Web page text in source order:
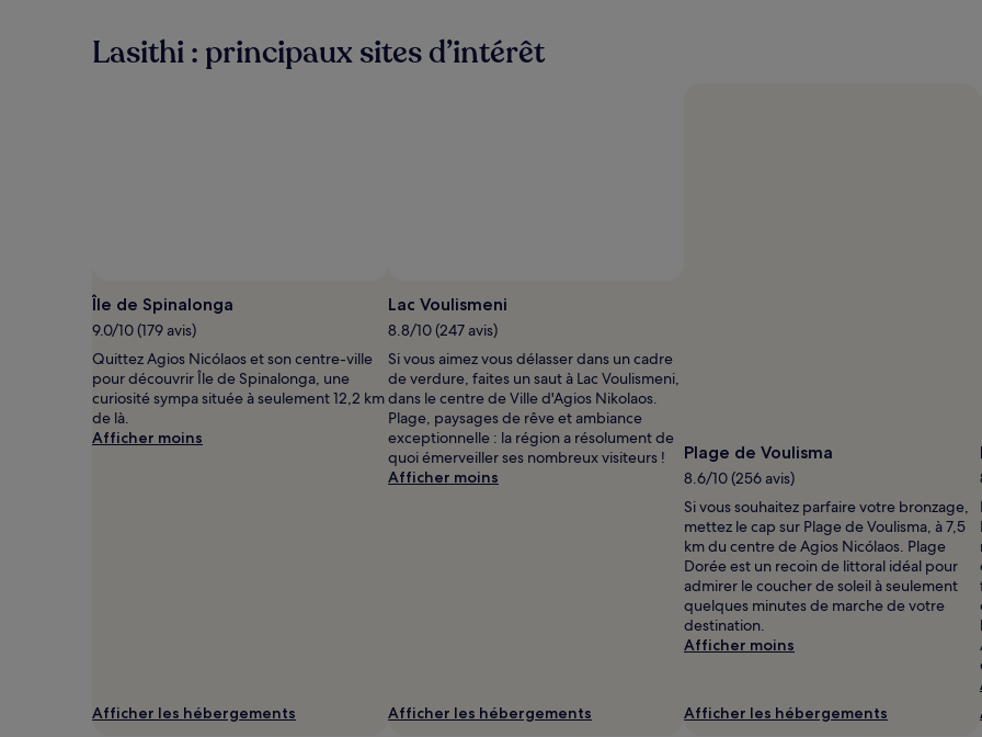
Lasithi : principaux sites d’intérêt
libre
de
droits
prise
par
William
Cousins
Île de Spinalonga
9.0/10 (179 avis)
Quittez Agios Nicólaos et son centre-ville
pour découvrir Île de Spinalonga, une
curiosité sympa située à seulement 12,2 km
de là.
Afficher moins
Afficher les hébergements
par
Lac Voulismeni
8.8/10 (247 avis)
Si vous aimez vous délasser dans un cadre
de verdure, faites un saut à Lac Voulismeni,
dans le centre de Ville d'Agios Nikolaos.
Plage, paysages de rêve et ambiance
exceptionnelle : la région a résolument de
quoi émerveiller ses nombreux visiteurs !
Afficher moins
Afficher les hébergements
Plage de Voulisma
8.6/10 (256 avis)
Si vous souhaitez parfaire votre bronzage,
mettez le cap sur Plage de Voulisma, à 7,5
km du centre de Agios Nicólaos. Plage
Dorée est un recoin de littoral idéal pour
admirer le coucher de soleil à seulement
quelques minutes de marche de votre
destination.
Afficher moins
Afficher les hébergements